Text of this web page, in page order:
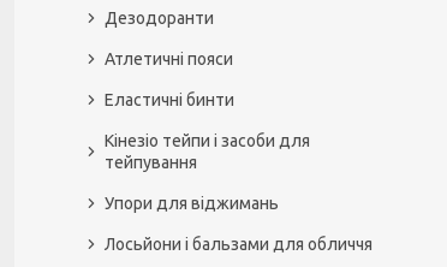
Дезодоранти
Атлетичні пояси
Еластичні бинти
Кінезіо тейпи і засоби для
тейпування
Упори для віджимань
Лосьйони і бальзами для обличчя